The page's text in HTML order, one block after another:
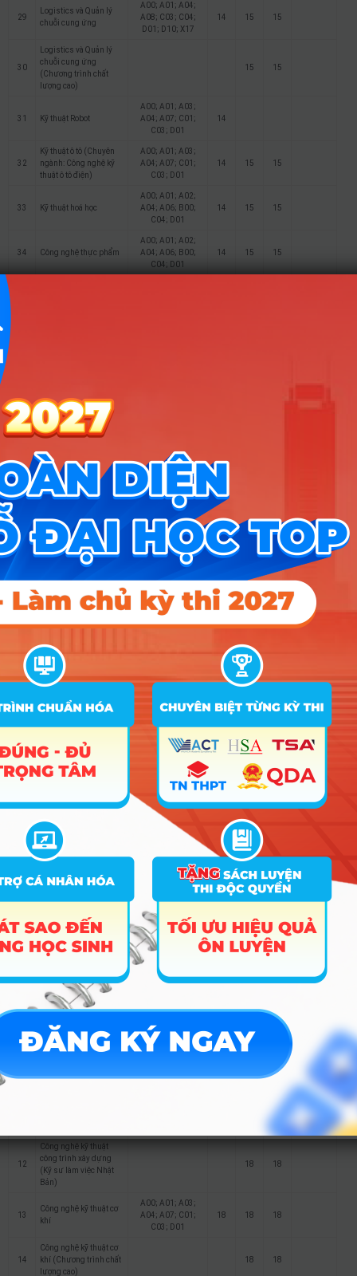
29
Logistics và Quản lý
chuỗi cung ứng
A00; A01; A04;
A08; C03; C04;
D01; D10; X17
14 15 15
30
Logistics và Quản lý
chuỗi cung ứng
(Chương trình chất
lượng cao)
15 15
31 Kỹ thuật Robot
A00; A01; A03;
A04; A07; C01;
C03; D01
14
32
Kỹ thuật ô tô (Chuyên
ngành: Công nghệ kỹ
thuật ô tô điện)
A00; A01; A03;
A04; A07; C01;
C03; D01
14 15 15
33 Kỹ thuật hoá học
A00; A01; A02;
A04; A06; B00;
C04; D01
14 15 15
34 Công nghệ thực phẩm
A00; A01; A02;
A04; A06; B00;
C04; D01
14 15 15
38 Công tác xã hội
39 Du lịch
C00; C03; C04;
C14; C19; D01;
D15; X01; X02; X70
chất lượng cao)
41
Quản trị dịch vụ du lịch
và lữ hành
C00; C03; C04;
C14; C19; D01;
D15; X01; X02; X70
14 15
STT Tên ngành Tổ hợp
Điểm Chuẩn
Ghi chú
2025
2024 2023
Giáo dục học
C14; C19; D01;
18 18
Ngôn ngữ Anh
D01; D07; D09;
D66; D84; X25; X78
3 Kinh tế
A09; C03; C04;
18 18 18
4
Kinh tế (Chương trình
18 18
Chính trị học
C03; C14; C19;
C20; D01; D09;
D15; D66; X01;
18
6
phương tiện
A01; C01; C03;
C04; C14; D01;
18 18 18
7 Thương mại điện tử
A01; A04; A08;
A09; C03; C04;
D01; D10; X17; X21
18 18 18
A08; A09; C00;
C03; C14; C19;
C20; D01; X01;
Toán/Ngữ
văn từ 7
Công nghệ thông tin
A00; A01; C01;
C03; C04; D01;
D07; X02
18
lượng cao)
18
18
12
Công nghệ kỹ thuật
công trình xây dựng
(Kỹ sư làm việc Nhật
Bản)
18 18
13
Công nghệ kỹ thuật cơ
khí
A00; A01; A03;
A04; A07; C01;
C03; D01
18 18 18
14
Công nghệ kỹ thuật cơ
khí (Chương trình chất
lượng cao)
18 18